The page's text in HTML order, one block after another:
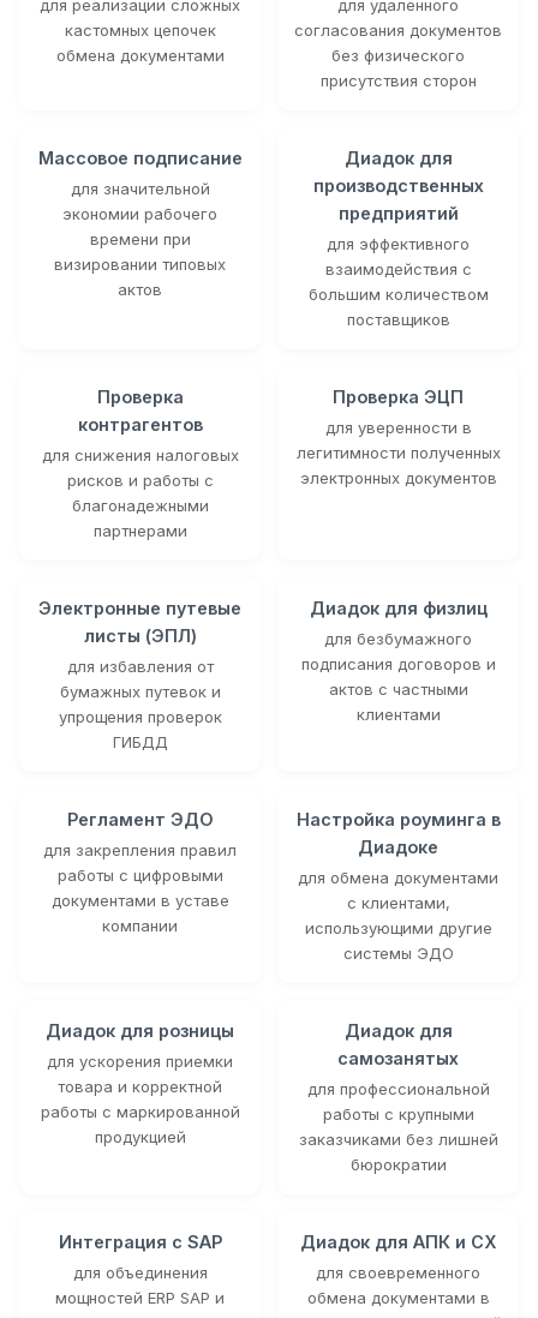
для реализации сложных
кастомных цепочек
обмена документами
для удаленного
согласования документов
без физического
присутствия сторон
Массовое подписание
для значительной
экономии рабочего
времени при
визировании типовых
актов
Диадок для
производственных
предприятий
для эффективного
взаимодействия с
большим количеством
поставщиков
Проверка
контрагентов
для снижения налоговых
рисков и работы с
благонадежными
партнерами
Проверка ЭЦП
для уверенности в
легитимности полученных
электронных документов
Электронные путевые
листы (ЭПЛ)
для избавления от
бумажных путевок и
упрощения проверок
ГИБДД
Диадок для физлиц
для безбумажного
подписания договоров и
актов с частными
клиентами
Регламент ЭДО
для закрепления правил
работы с цифровыми
документами в уставе
компании
Настройка роуминга в
Диадоке
для обмена документами
с клиентами,
использующими другие
системы ЭДО
Диадок для розницы
для ускорения приемки
товара и корректной
работы с маркированной
продукцией
Диадок для
самозанятых
для профессиональной
работы с крупными
заказчиками без лишней
бюрократии
Интеграция с SAP
для объединения
мощностей ERP SAP и
Диадок для АПК и СХ
для своевременного
обмена документами в